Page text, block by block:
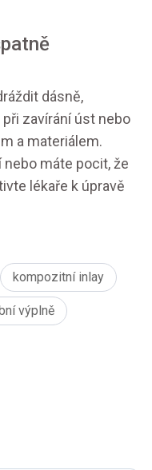
dásně,
zavírání úst nebo
a materiálem.
máte pocit, že
lékaře k úpravě
kompozitní inlay
výplně